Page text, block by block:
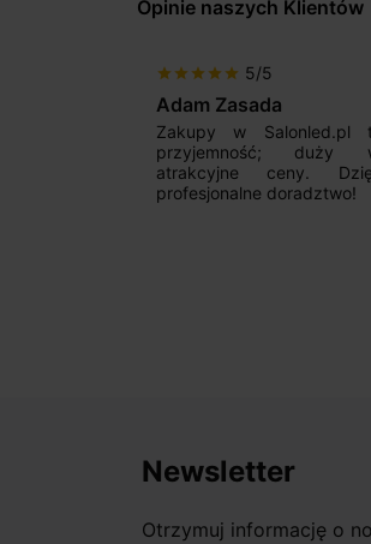
Opinie naszych Klientów
star star star star star 5/5
Adam Zasada
Zakupy w Salonled.pl
przyjemność; duży
atrakcyjne ceny.
profesjonalne doradztwo!
Newsletter
Otrzymuj informację o